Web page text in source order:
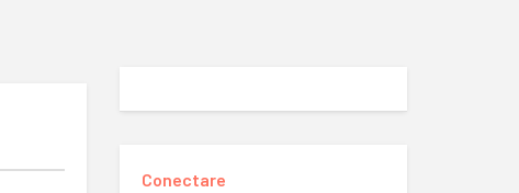
Conectare